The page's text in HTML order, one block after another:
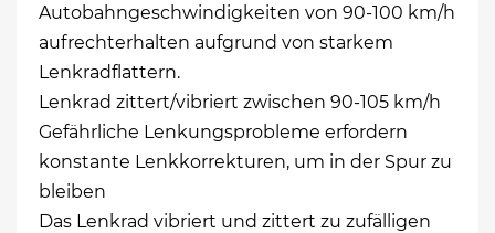
Autobahngeschwindigkeiten von 90-100 km/h
aufrechterhalten aufgrund von starkem
Lenkradflattern.
Lenkrad zittert/vibriert zwischen 90-105 km/h
Gefährliche Lenkungsprobleme erfordern
konstante Lenkkorrekturen, um in der Spur zu
bleiben
Das Lenkrad vibriert und zittert zu zufälligen